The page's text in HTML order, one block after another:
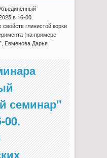
в 16-00.
глинистой корки
(на примере
Евменова Дарья
семинар"
00.